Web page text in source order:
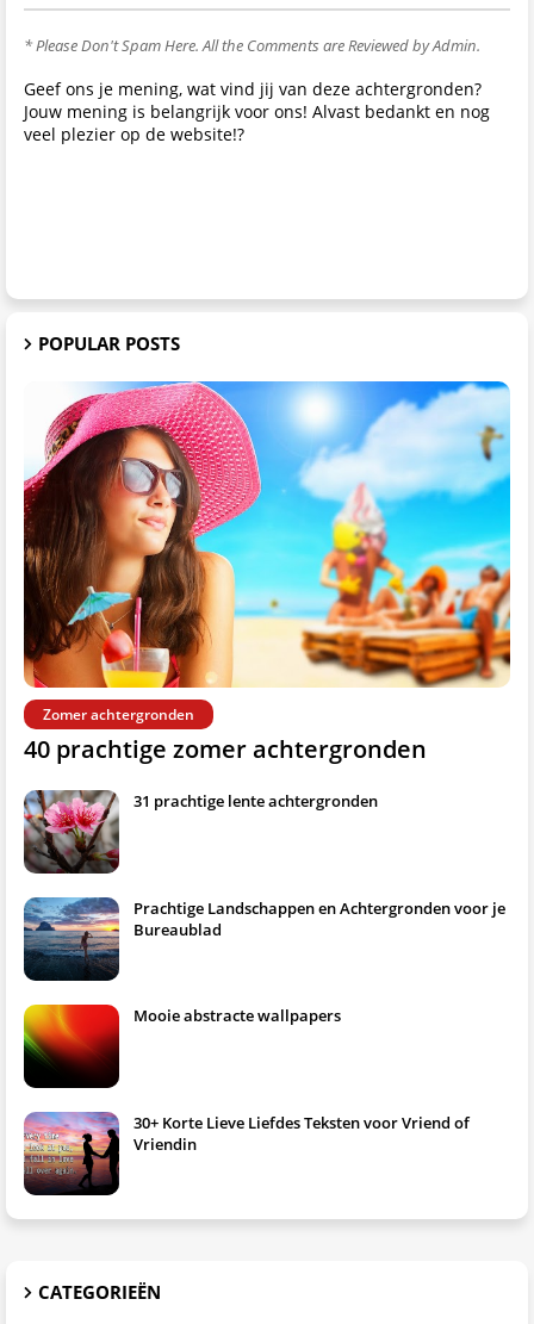
* Please Don't Spam Here. All the Comments are Reviewed by Admin.
Geef ons je mening, wat vind jij van deze achtergronden?
Jouw mening is belangrijk voor ons! Alvast bedankt en nog
veel plezier op de website!?
POPULAR POSTS
Zomer achtergronden
40 prachtige zomer achtergronden
31 prachtige lente achtergronden
Prachtige Landschappen en Achtergronden voor je
Bureaublad
Mooie abstracte wallpapers
30+ Korte Lieve Liefdes Teksten voor Vriend of
Vriendin
CATEGORIEËN